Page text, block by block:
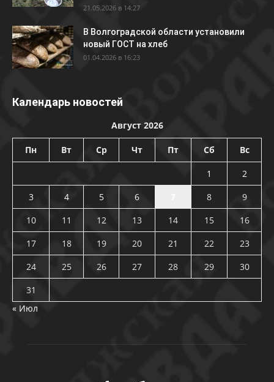
21.05.2026 в 14:27
В Волгоградской области установили
новый ГОСТ на хлеб
01.04.2026 в 16:23
Календарь новостей
Август 2026
Пн Вт Ср Чт Пт Сб Вс
1
2
3
4 5 6 8
9
10
11 12 13 14 15
16
17
18 19 20 21 22
23
24
25 26 27 28 29
30
31
« Июл